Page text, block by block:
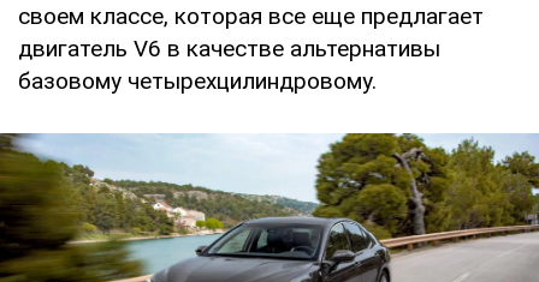
своем классе, которая все еще предлагает
двигатель V6 в качестве альтернативы
базовому четырехцилиндровому.